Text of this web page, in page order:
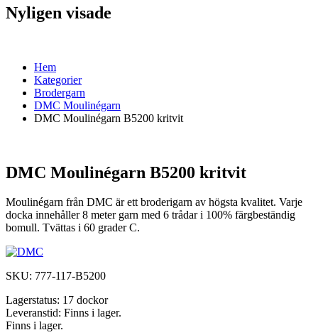
Nyligen visade
Hem
Kategorier
Brodergarn
DMC Moulinégarn
DMC Moulinégarn B5200 kritvit
DMC Moulinégarn B5200 kritvit
Moulinégarn från DMC är ett broderigarn av högsta kvalitet. Varje
docka innehåller 8 meter garn med 6 trådar i 100% färgbeständig
bomull. Tvättas i 60 grader C.
SKU: 777-117-B5200
Lagerstatus: 17 dockor
Leveranstid: Finns i lager.
Finns i lager.